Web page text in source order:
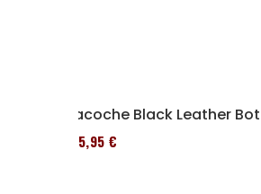
Sacoche Black Leather
185,95 €